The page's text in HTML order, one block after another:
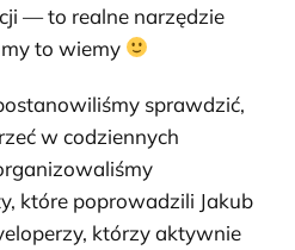
— to realne narzędzie
to wiemy
sprawdzić,
w codziennych
które poprowadzili Jakub
którzy aktywnie